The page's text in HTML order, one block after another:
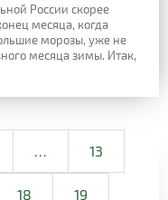
России скорее
месяца, когда
морозы, уже не
месяца зимы. Итак,
13
18 19